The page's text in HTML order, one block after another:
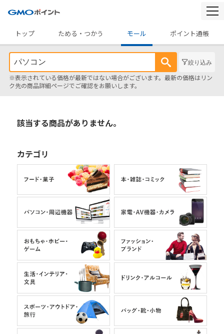
トップ
ためる・つかう モール ポイント通帳
絞り込み
※表示されている価格が最新ではない場合がございます。最新の価格はリン
ク先の商品詳細ページでご確認をお願いします。
該当する商品がありません。
カテゴリ